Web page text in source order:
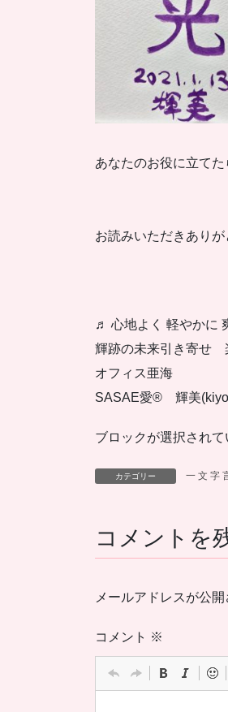
あなたのお役に立てた
お読みいただきありが
♬ 心地よく 軽やかに
輝跡の未来引き寄せ
オフィス亜海
SASAE愛® 輝美
ブロックが選択され
カテゴリー 一 文 字
コメントを
メールアドレスが公
コメント ※